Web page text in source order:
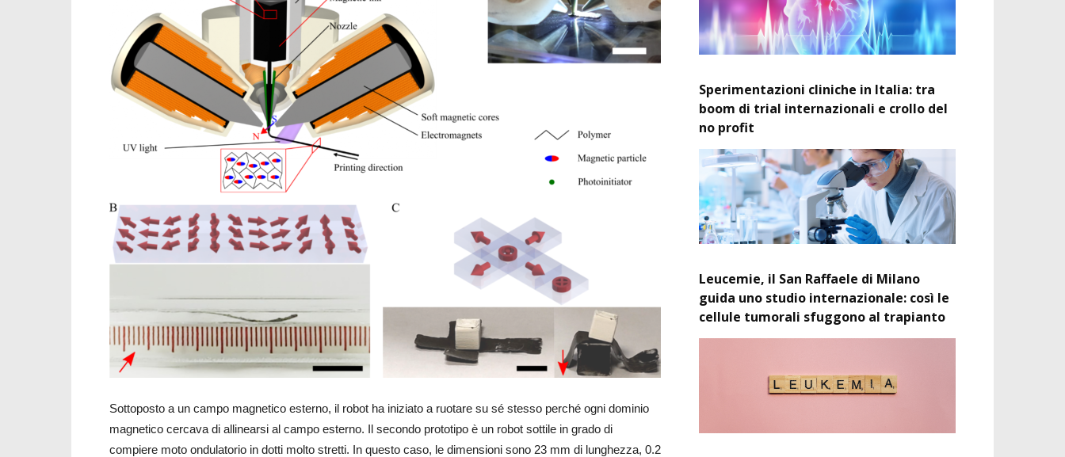
Sottoposto a un campo magnetico esterno, il robot ha iniziato a ruotare su sé stesso perché ogni dominio
magnetico cercava di allinearsi al campo esterno. Il secondo prototipo è un robot sottile in grado di
compiere moto ondulatorio in dotti molto stretti. In questo caso, le dimensioni sono 23 mm di lunghezza, 0.2
Sperimentazioni cliniche in Italia: tra
boom di trial internazionali e crollo del
no profit
Leucemie, il San Raffaele di Milano
guida uno studio internazionale: così le
cellule tumorali sfuggono al trapianto